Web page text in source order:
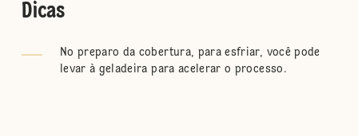
Dicas
No preparo da cobertura, para esfriar, você pode
levar à geladeira para acelerar o processo.